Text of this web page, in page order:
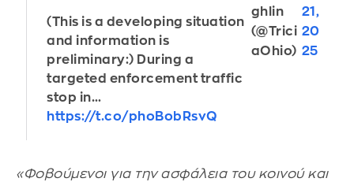
(This is a developing situation
and information is
preliminary:) During a
targeted enforcement traffic
stop in…
https://t.co/phoBobRsvQ
ghlin
(@Trici
aOhio)
21,
20
25
«Φοβούμενοι για την ασφάλεια του κοινού και